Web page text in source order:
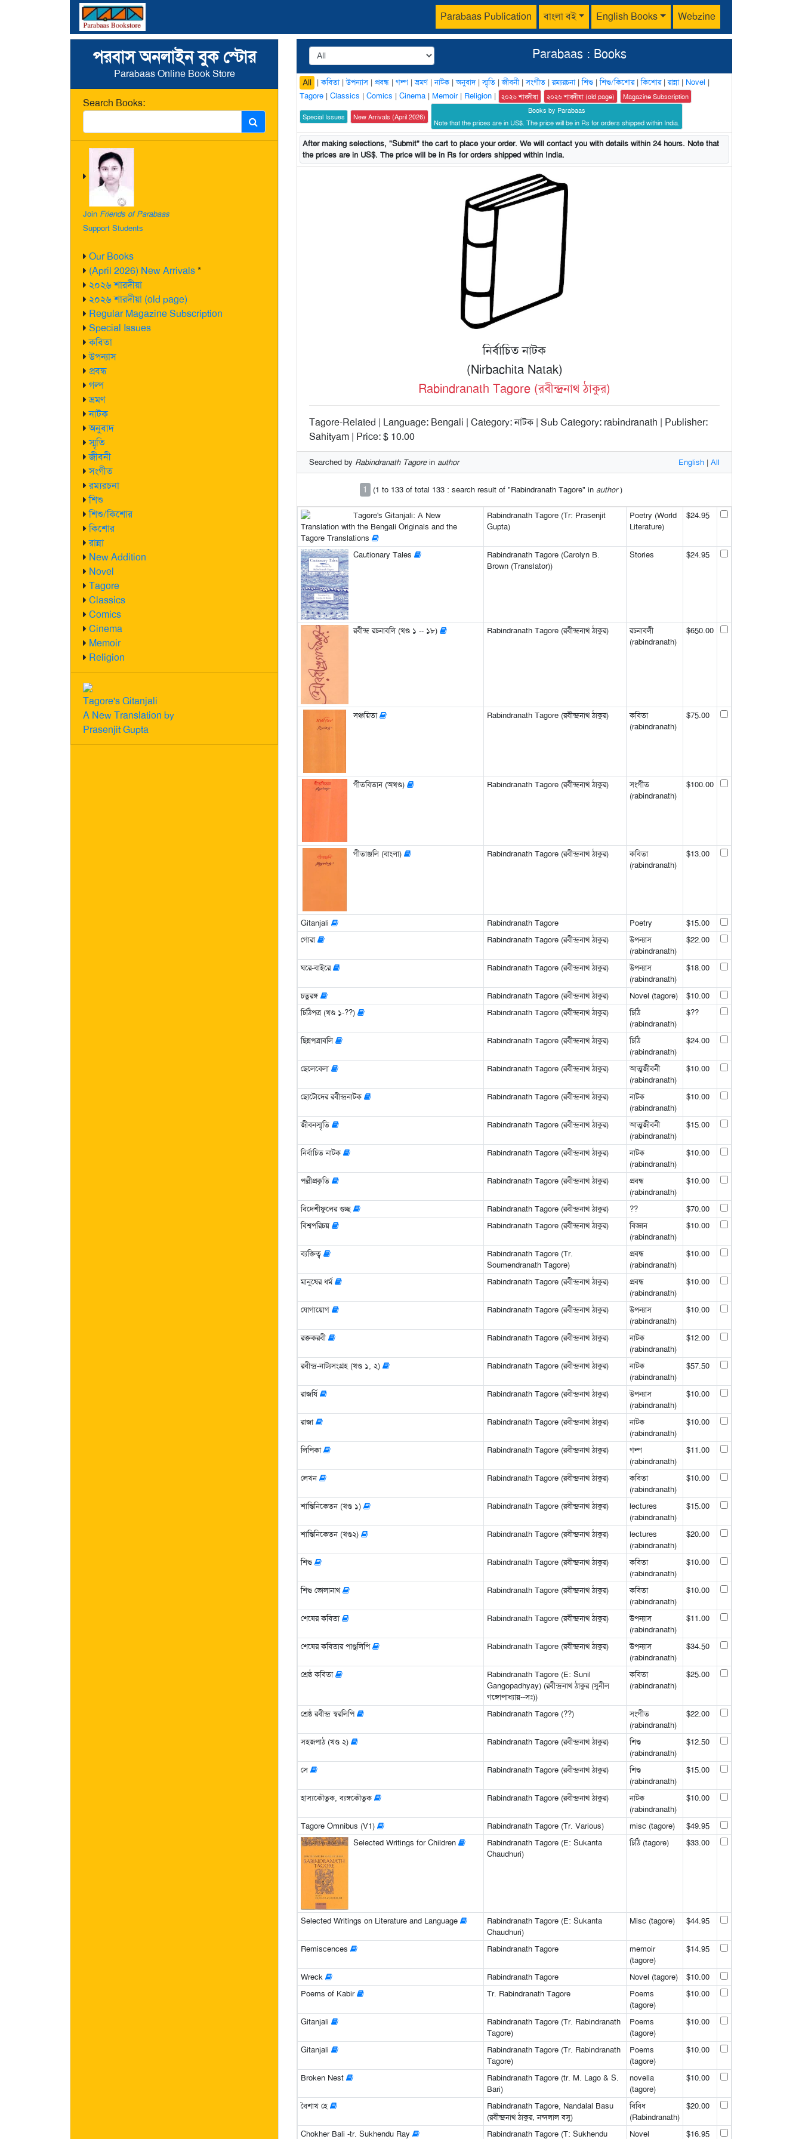
Parabaas Publication বাংলা বই English Books Webzine
পরবাস অনলাইন বুক স্টোর
Parabaas Online Book Store
Search Books:
Join Friends of Parabaas
Support Students
Our Books
(April 2026) New Arrivals*
২০২৬ শারদীয়া
২০২৬ শারদীয়া (old page)
Regular Magazine Subscription
Special Issues
কবিতা
উপন্যাস
প্রবন্ধ
গল্প
ভ্রমণ
নাটক
অনুবাদ
স্মৃতি
জীবনী
সংগীত
রম্যরচনা
শিশু
শিশু/কিশোর
কিশোর
রান্না
New Addition
Novel
Tagore
Classics
Comics
Cinema
Memoir
Religion
Tagore's Gitanjali
A New Translation by
Prasenjit Gupta
Parabaas : Books
All |কবিতা|উপন্যাস| প্রবন্ধ | গল্প |ভ্রমণ|নাটক |অনুবাদ|স্মৃতি |জীবনী|সংগীত |রম্যরচনা|শিশু |শিশু/কিশোর|কিশোর|রান্না| Novel |
Tagore | Classics | Comics | Cinema | Memoir| Religion | ২০২৬ শারদীয়া ২০২৬ শারদীয়া (old page) Magazine Subscription
Special Issues New Arrivals (April 2026)
Books by Parabaas
Note that the prices are in US$. The price will be in Rs for orders shipped within India.
After making selections, "Submit" the cart to place your order. We will contact you with details within 24 hours. Note that
the prices are in US$. The price will be in Rs for orders shipped within India.
নির্বাচিত নাটক
(Nirbachita Natak)
Rabindranath Tagore (রবীন্দ্রনাথ ঠাকুর)
Tagore-Related | Language: Bengali | Category: নাটক | Sub Category: rabindranath | Publisher:
Sahityam | Price: $ 10.00
Searched by Rabindranath Tagorein author English | All
1 (1 to 133 of total 133 : search result of "Rabindranath Tagore" in author)
Tagore's Gitanjali: A New
Translation with the Bengali Originals and the
Tagore Translations
Rabindranath Tagore (Tr: Prasenjit
Gupta)
Poetry (World
Literature)
$24.95
Cautionary Tales
Rabindranath Tagore (Carolyn B.
Brown (Translator))
Stories $24.95
রবীন্দ্র রচনাবলি (খণ্ড ১ -- ১৮) Rabindranath Tagore (রবীন্দ্রনাথ ঠাকুর)
রচনাবলী
(rabindranath)
$650.00
সঞ্চয়িতা Rabindranath Tagore (রবীন্দ্রনাথ ঠাকুর)
কবিতা
(rabindranath)
$75.00
গীতবিতান (অখণ্ড) Rabindranath Tagore (রবীন্দ্রনাথ ঠাকুর)
সংগীত
(rabindranath)
$100.00
গীতাঞ্জলি (বাংলা) Rabindranath Tagore (রবীন্দ্রনাথ ঠাকুর)
কবিতা
(rabindranath)
$13.00
Gitanjali Rabindranath Tagore Poetry
$15.00
গোরা
Rabindranath Tagore (রবীন্দ্রনাথ ঠাকুর)
উপন্যাস
(rabindranath)
$22.00
ঘরে-বাইরে Rabindranath Tagore (রবীন্দ্রনাথ ঠাকুর)
উপন্যাস
(rabindranath)
$18.00
চতুরঙ্গ Rabindranath Tagore (রবীন্দ্রনাথ ঠাকুর) Novel (tagore)
$10.00
চিঠিপত্র (খণ্ড ১-??)
Rabindranath Tagore (রবীন্দ্রনাথ ঠাকুর)
চিঠি
(rabindranath)
$??
ছিন্নপত্রাবলি Rabindranath Tagore (রবীন্দ্রনাথ ঠাকুর)
চিঠি
(rabindranath)
$24.00
ছেলেবেলা Rabindranath Tagore (রবীন্দ্রনাথ ঠাকুর)
আত্মজীবনী
(rabindranath)
$10.00
ছোটোদের রবীন্দ্রনাটক Rabindranath Tagore (রবীন্দ্রনাথ ঠাকুর)
নাটক
(rabindranath)
$10.00
জীবনস্মৃতি Rabindranath Tagore (রবীন্দ্রনাথ ঠাকুর)
আত্মজীবনী
(rabindranath)
$15.00
নির্বাচিত নাটক Rabindranath Tagore (রবীন্দ্রনাথ ঠাকুর)
নাটক
(rabindranath)
$10.00
পল্লীপ্রকৃতি Rabindranath Tagore (রবীন্দ্রনাথ ঠাকুর)
প্রবন্ধ
(rabindranath)
$10.00
বিদেশীফুলের গুচ্ছ Rabindranath Tagore (রবীন্দ্রনাথ ঠাকুর) ??
$70.00
বিশ্বপরিচয়
Rabindranath Tagore (রবীন্দ্রনাথ ঠাকুর)
বিজ্ঞান
(rabindranath)
$10.00
ব্যক্তিত্ব
Rabindranath Tagore (Tr.
Soumendranath Tagore)
প্রবন্ধ
(rabindranath)
$10.00
মানুষের ধর্ম Rabindranath Tagore (রবীন্দ্রনাথ ঠাকুর)
প্রবন্ধ
(rabindranath)
$10.00
যোগায়োগ Rabindranath Tagore (রবীন্দ্রনাথ ঠাকুর)
উপন্যাস
(rabindranath)
$10.00
রক্তকরবী Rabindranath Tagore (রবীন্দ্রনাথ ঠাকুর)
নাটক
(rabindranath)
$12.00
রবীন্দ্র-নাট্যসংগ্রহ (খণ্ড ১, ২) Rabindranath Tagore (রবীন্দ্রনাথ ঠাকুর)
নাটক
(rabindranath)
$57.50
রাজর্ষি Rabindranath Tagore (রবীন্দ্রনাথ ঠাকুর)
উপন্যাস
(rabindranath)
$10.00
রাজা Rabindranath Tagore (রবীন্দ্রনাথ ঠাকুর)
নাটক
(rabindranath)
$10.00
লিপিকা Rabindranath Tagore (রবীন্দ্রনাথ ঠাকুর)
গল্প
(rabindranath)
$11.00
লেখন Rabindranath Tagore (রবীন্দ্রনাথ ঠাকুর)
কবিতা
(rabindranath)
$10.00
শান্তিনিকেতন (খণ্ড ১) Rabindranath Tagore (রবীন্দ্রনাথ ঠাকুর)
lectures
(rabindranath)
$15.00
শান্তিনিকেতন (খণ্ড২) Rabindranath Tagore (রবীন্দ্রনাথ ঠাকুর)
lectures
(rabindranath)
$20.00
শিশু Rabindranath Tagore (রবীন্দ্রনাথ ঠাকুর)
কবিতা
(rabindranath)
$10.00
শিশু ভোলানাথ Rabindranath Tagore (রবীন্দ্রনাথ ঠাকুর)
কবিতা
(rabindranath)
$10.00
শেষের কবিতা Rabindranath Tagore (রবীন্দ্রনাথ ঠাকুর)
উপন্যাস
(rabindranath)
$11.00
শেষের কবিতার পাণ্ডুলিপি Rabindranath Tagore (রবীন্দ্রনাথ ঠাকুর)
উপন্যাস
(rabindranath)
$34.50
শ্রেষ্ঠ কবিতা
Rabindranath Tagore (E: Sunil
Gangopadhyay) (রবীন্দ্রনাথ ঠাকুর (সুনীল
গঙ্গোপাধ্যায়--সঃ))
কবিতা
(rabindranath)
$25.00
শ্রেষ্ঠ রবীন্দ্র স্বরলিপি Rabindranath Tagore (??)
সংগীত
(rabindranath)
$22.00
সহজপাঠ (খণ্ড ২) Rabindranath Tagore (রবীন্দ্রনাথ ঠাকুর)
শিশু
(rabindranath)
$12.50
সে Rabindranath Tagore (রবীন্দ্রনাথ ঠাকুর)
শিশু
(rabindranath)
$15.00
হাস্যকৌতুক, ব্যঙ্গকৌতুক Rabindranath Tagore (রবীন্দ্রনাথ ঠাকুর)
নাটক
(rabindranath)
$10.00
Tagore Omnibus (V1) Rabindranath Tagore (Tr. Various) misc (tagore)
$49.95
Selected Writings for Children
Rabindranath Tagore (E: Sukanta
Chaudhuri)
চিঠি (tagore) $33.00
Selected Writings on Literature and Language
Rabindranath Tagore (E: Sukanta
Chaudhuri)
Misc (tagore) $44.95
Remiscences Rabindranath Tagore
memoir
(tagore)
$14.95
Wreck Rabindranath Tagore Novel (tagore)
$10.00
Poems of Kabir
Tr. Rabindranath Tagore
Poems
(tagore)
$10.00
Gitanjali
Rabindranath Tagore (Tr. Rabindranath
Tagore)
Poems
(tagore)
$10.00
Gitanjali
Rabindranath Tagore (Tr. Rabindranath
Tagore)
Poems
(tagore)
$10.00
Broken Nest
Rabindranath Tagore (tr. M. Lago & S.
Bari)
novella
(tagore)
$10.00
বৈশাখ হে
Rabindranath Tagore, Nandalal Basu
(রবীন্দ্রনাথ ঠাকুর, নন্দলাল বসু)
বিবিধ
(Rabindranath)
$20.00
Chokher Bali -tr. Sukhendu Ray Rabindranath Tagore (T: Sukhendu Novel $16.95